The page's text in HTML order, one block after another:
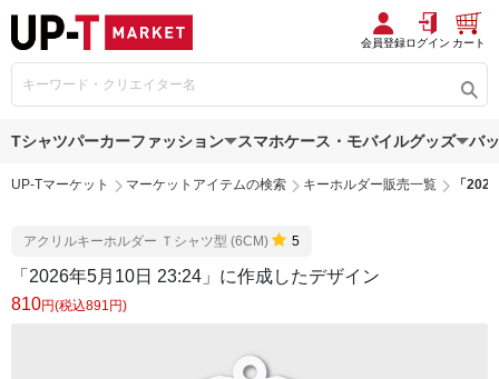
会員登録ログイン カート
Tシャツパーカーファッション スマホケース・モバイルグッズ バ
UP-Tマーケット マーケットアイテムの検索 キーホルダー販売一覧 「
アクリルキーホルダー Ｔシャツ型 (6CM) 5
「2026年5月10日 23:24」に作成したデザイン
810円(税込891円)